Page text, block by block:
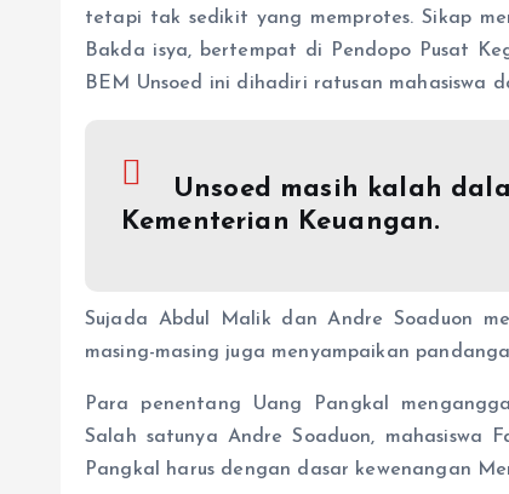
tetapi tak sedikit yang memprotes. Sikap
Bakda isya, bertempat di Pendopo Pusat
BEM Unsoed ini dihadiri ratusan mahasiswa
Unsoed masih kalah
Kementerian Keuangan.
Sujada Abdul Malik dan Andre Soaduon
masing-masing juga menyampaikan
Para penentang Uang Pangkal
Salah satunya Andre Soaduon, mahasiswa
Pangkal harus dengan dasar kewenangan